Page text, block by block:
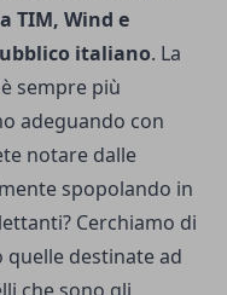
TIM, Wind e
italiano. La
sempre più
adeguando con
notare dalle
spopolando in
Cerchiamo di
destinate ad